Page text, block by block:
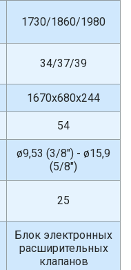
1730/1860/1980
34/37/39
1670x680x244
54
ø9,53 (3/8") - ø15,9
(5/8")
25
Блок электронных
расширительных
клапанов